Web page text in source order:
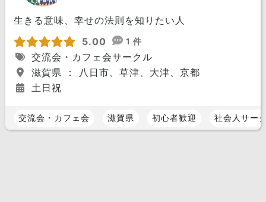
生きる意味、幸せの法則を知りたい人
5.00
1 件
交流会・カフェ会サークル
滋賀県 ： 八日市、草津、大津、京都
土日祝
交流会・カフェ会 滋賀県 初心者歓迎 社会人サー